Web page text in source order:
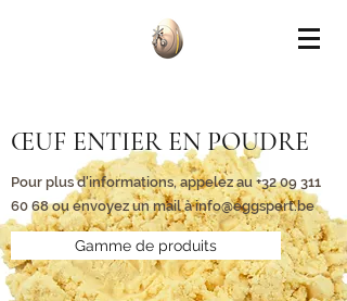
ŒUF ENTIER EN POUDRE
Pour plus d'informations, appelez au +32 09 311
60 68ou envoyez un mail àinfo@eggspert.be
Gamme de produits